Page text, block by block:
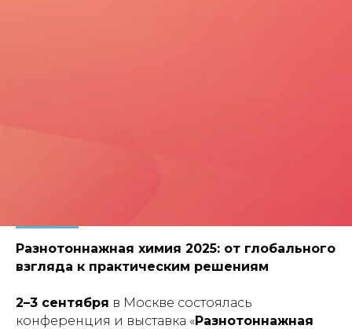
Разнотоннажная химия 2025: от глобального
взгляда к практическим решениям
2–3 сентября в Москве состоялась
конференция и выставка «Разнотоннажная